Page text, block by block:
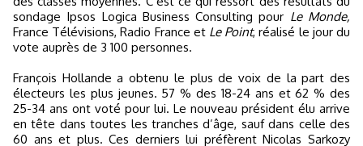
sondage Ipsos Logica Business Consulting pour Le Monde,
France Télévisions, Radio France etLe Point, réalisé le jour du
vote auprès de 3 100 personnes.
François Hollande a obtenu le plus de voix de la part des
électeurs les plus jeunes. 57 % des 18-24 ans et 62 % des
25-34 ans ont voté pour lui. Le nouveau président élu arrive
en tête dans toutes les tranches d’âge, sauf dans celle des
60 ans et plus. Ces derniers lui préfèrent Nicolas Sarkozy